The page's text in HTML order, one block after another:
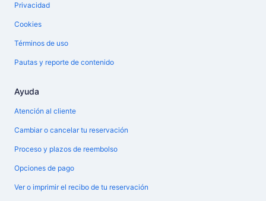
Privacidad
Cookies
Términos de uso
Pautas y reporte de contenido
Ayuda
Atención al cliente
Cambiar o cancelar tu reservación
Proceso y plazos de reembolso
Opciones de pago
Ver o imprimir el recibo de tu reservación